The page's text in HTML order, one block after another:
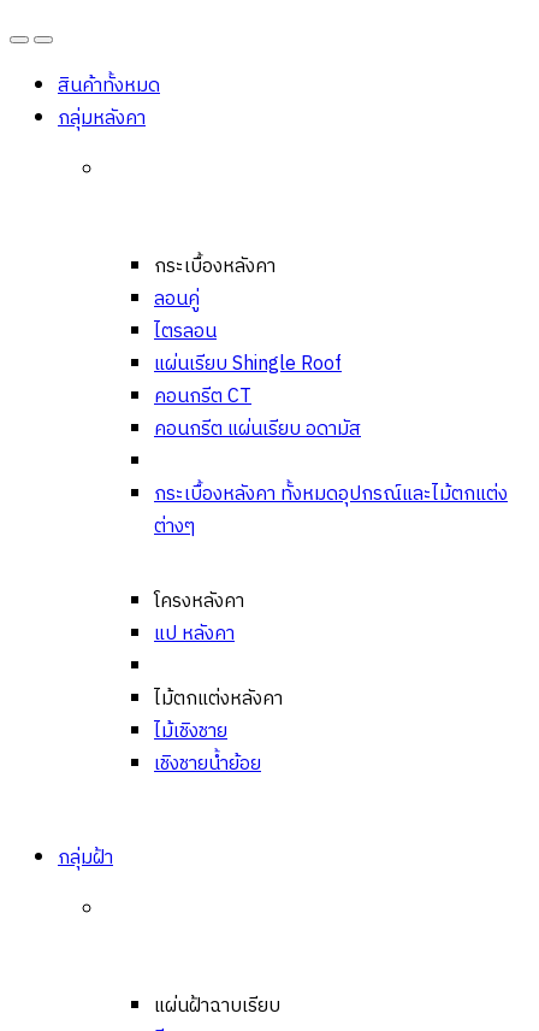
OpenClose
สินค้าทั้งหมด
กลุ่มหลังคา
กระเบื้องหลังคา
ลอนคู่
ไตรลอน
แผ่นเรียบ Shingle Roof
คอนกรีต CT
คอนกรีต แผ่นเรียบ อดามัส
กระเบื้องหลังคา ทั้งหมดอุปกรณ์และไม้ตกแต่ง
ต่างๆ
โครงหลังคา
แป หลังคา
ไม้ตกแต่งหลังคา
ไม้เชิงชาย
เชิงชายน้ำย้อย
กลุ่มฝ้า
แผ่นฝ้าฉาบเรียบ